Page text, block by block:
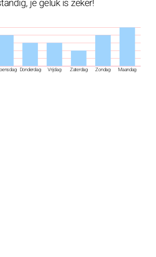
Donderdag Vrijdag Zaterdag Zondag Maandag
je geluk is zeker!